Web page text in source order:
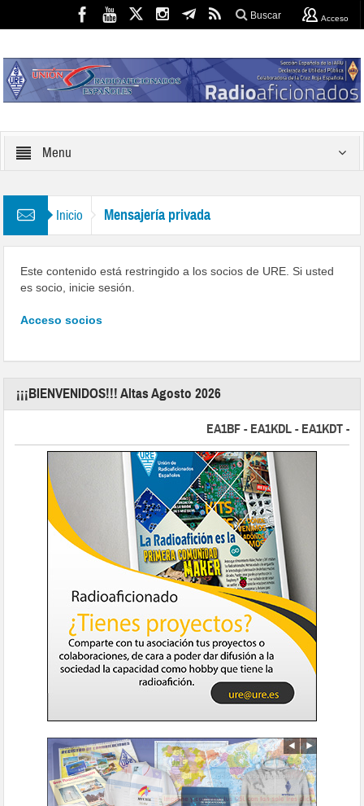
Buscar Acceso
Menu
Inicio Mensajería privada
Este contenido está restringido a los socios de URE. Si usted
es socio, inicie sesión.
Acceso socios
¡¡¡BIENVENIDOS!!! Altas Agosto 2026
EA1BF - EA1KDL - EA1KDT -